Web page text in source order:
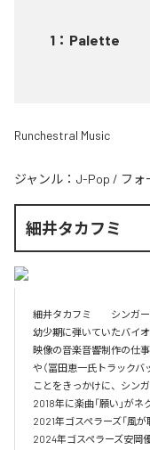
1 ： Palette
Runchestral Music
ジャンル： J-Pop / フォ
細井タカフミ
細井タカフミ　　シンガ
幼少期に弾いていたバイ
映像の音楽音響制作の仕
や（冨田恵一氏トラックバ
ことをきっかけに、シン
2018年に楽曲「願い」がネ
2021年ゴスペラーズ「風が
2024年ゴスペラーズ安岡